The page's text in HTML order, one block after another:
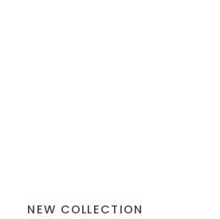
NEW COLLECTION